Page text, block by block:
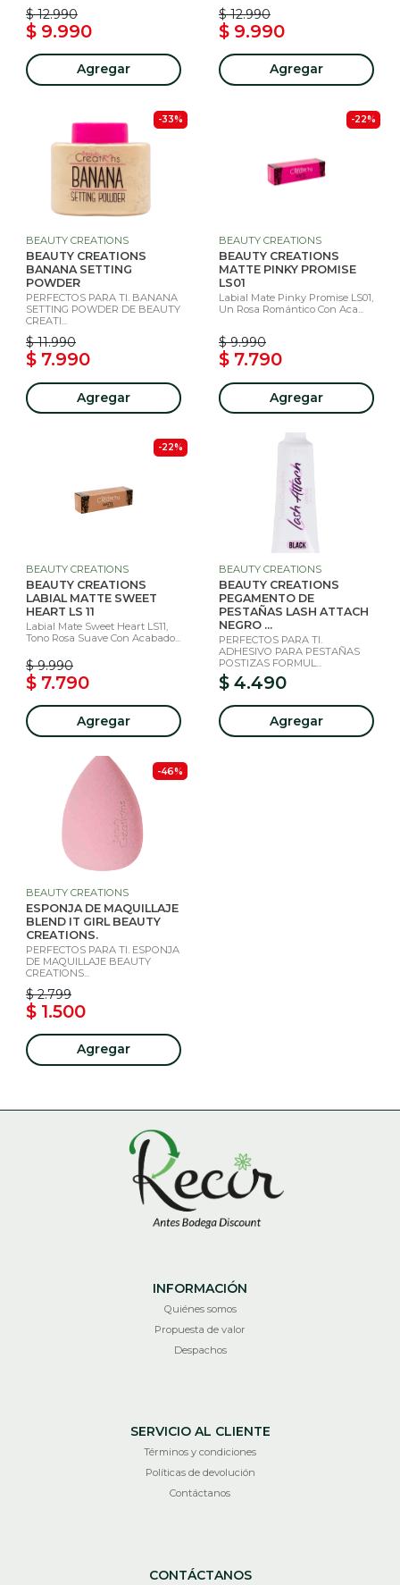
$ 12.990
$ 9.990
Agregar
$ 12.990
$ 9.990
Agregar
-33%
BEAUTY CREATIONS
BEAUTY CREATIONS
BANANA SETTING
POWDER
PERFECTOS PARA TI. BANANA
SETTING POWDER DE BEAUTY
CREATI...
$ 11.990
$ 7.990
Agregar
-22%
BEAUTY CREATIONS
BEAUTY CREATIONS
MATTE PINKY PROMISE
LS01
Labial Mate Pinky Promise LS01,
Un Rosa Romántico Con Aca...
$ 9.990
$ 7.790
Agregar
-22%
BEAUTY CREATIONS
BEAUTY CREATIONS
LABIAL MATTE SWEET
HEART LS 11
Labial Mate Sweet Heart LS11,
Tono Rosa Suave Con Acabado...
$ 9.990
$ 7.790
Agregar
BEAUTY CREATIONS
BEAUTY CREATIONS
PEGAMENTO DE
PESTAÑAS LASH ATTACH
NEGRO ...
PERFECTOS PARA TI.
ADHESIVO PARA PESTAÑAS
POSTIZAS FORMUL...
$ 4.490
Agregar
-46%
BEAUTY CREATIONS
ESPONJA DE MAQUILLAJE
BLEND IT GIRL BEAUTY
CREATIONS.
PERFECTOS PARA TI. ESPONJA
DE MAQUILLAJE BEAUTY
CREATIONS...
$ 2.799
$ 1.500
Agregar
INFORMACIÓN
Quiénes somos
Propuesta de valor
Despachos
SERVICIO AL CLIENTE
Términos y condiciones
Políticas de devolución
Contáctanos
CONTÁCTANOS